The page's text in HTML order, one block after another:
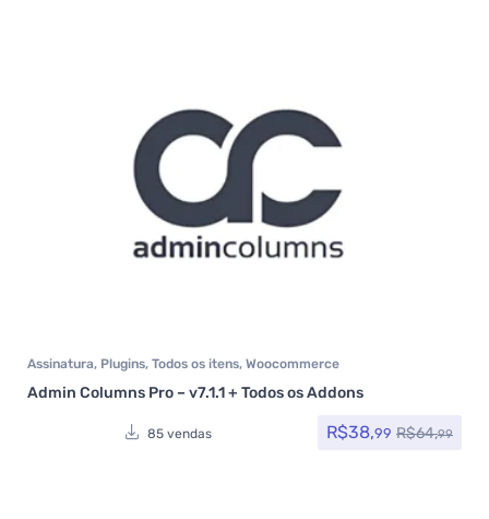
Assinatura, Plugins, Todos os itens, Woocommerce
Admin Columns Pro – v7.1.1 + Todos os Addons
85 vendas R$38,99 R$64,99